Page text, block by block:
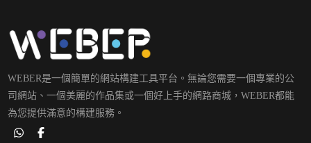
WEBER是一個簡單的網站構建工具平台。無論您需要一個專業的公
司網站、一個美麗的作品集或一個好上手的網路商城，WEBER都能
為您提供滿意的構建服務。